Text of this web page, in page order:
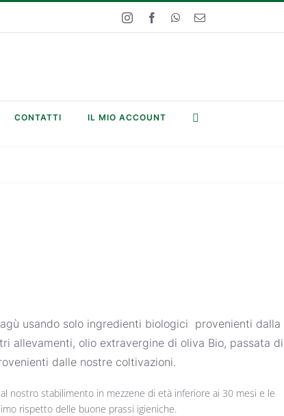
InstagramFacebookWhatsApp
Email
CONTATTI IL MIO ACCOUNT
usando solo ingredienti biologici provenienti dalla
allevamenti, olio extravergine di oliva Bio, passata di
dalle nostre coltivazioni.
nostro stabilimento in mezzene di età inferiore ai 30 mesi e le
rispetto delle buone prassi igieniche.